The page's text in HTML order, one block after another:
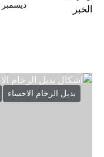
ديسمبر 29, 2025
بديل الرخام الاحساء